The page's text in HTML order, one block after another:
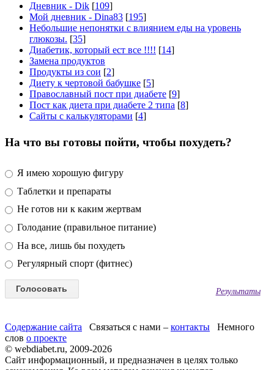
Дневник - Dik [109]
Мой дневник - Dina83 [195]
Небольшие непонятки с влиянием еды на уровень
глюкозы. [35]
Диабетик, который ест все !!!! [14]
Замена продуктов
Продукты из сои [2]
Диету к чертовой бабушке [5]
Православный пост при диабете [9]
Пост как диета при диабете 2 типа [8]
Сайты с калькуляторами [4]
На что вы готовы пойти, чтобы похудеть?
Я имею хорошую фигуру
Таблетки и препараты
Не готов ни к каким жертвам
Голодание (правильное питание)
На все, лишь бы похудеть
Регулярный спорт (фитнес)
Результаты
Содержание сайта Связаться с нами – контакты Немного
слов о проекте
© webdiabet.ru, 2009-2026
Сайт информационный, и предназначен в целях только